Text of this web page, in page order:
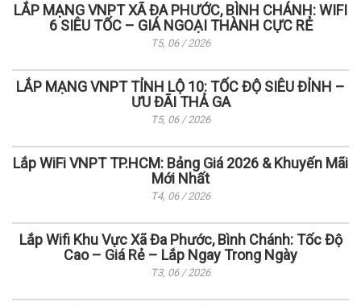
LẮP MẠNG VNPT XÃ ĐA PHƯỚC, BÌNH CHÁNH: WIFI
6 SIÊU TỐC – GIÁ NGOẠI THÀNH CỰC RẺ
T5, 06 / 2026
LẮP MẠNG VNPT TỈNH LỘ 10: TỐC ĐỘ SIÊU ĐỈNH –
ƯU ĐÃI THẢ GA
T5, 06 / 2026
Lắp WiFi VNPT TP.HCM: Bảng Giá 2026 & Khuyến Mãi
Mới Nhất
T4, 06 / 2026
Lắp Wifi Khu Vực Xã Đa Phước, Bình Chánh: Tốc Độ
Cao – Giá Rẻ – Lắp Ngay Trong Ngày
T3, 06 / 2026